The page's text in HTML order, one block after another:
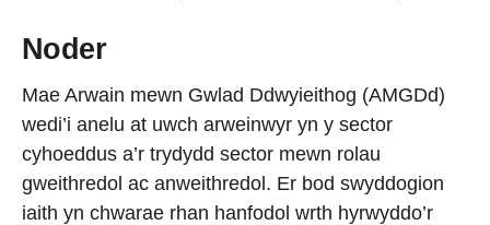
Noder
Mae Arwain mewn Gwlad Ddwyieithog (AMGDd)
wedi’i anelu at uwch arweinwyr yn y sector
cyhoeddus a’r trydydd sector mewn rolau
gweithredol ac anweithredol. Er bod swyddogion
iaith yn chwarae rhan hanfodol wrth hyrwyddo’r